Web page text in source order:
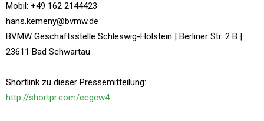
Mobil: +49 162 2144423
hans.kemeny@bvmw.de
BVMW Geschäftsstelle Schleswig-Holstein | Berliner Str. 2 B |
23611 Bad Schwartau
Shortlink zu dieser Pressemitteilung:
http://shortpr.com/ecgcw4